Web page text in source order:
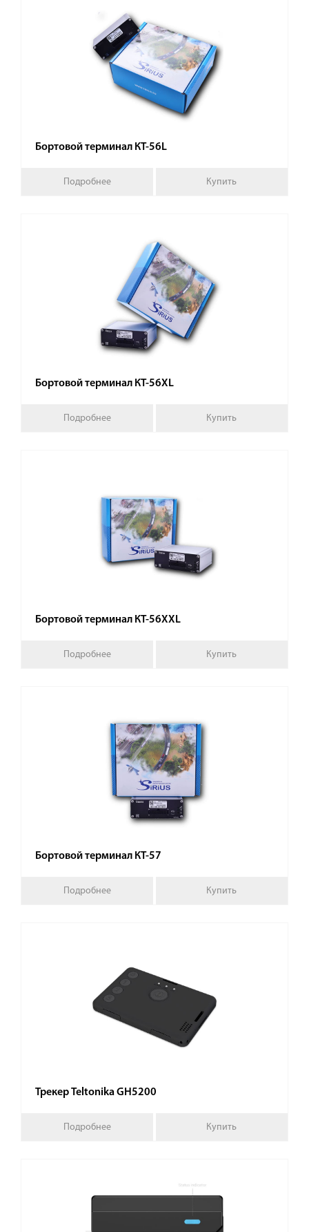
Бортовой терминал КТ-56L
Подробнее Купить
Бортовой терминал КТ-56XL
Подробнее Купить
Бортовой терминал КТ-56XXL
Подробнее Купить
Бортовой терминал КТ-57
Подробнее Купить
Трекер Teltonika GH5200
Подробнее Купить